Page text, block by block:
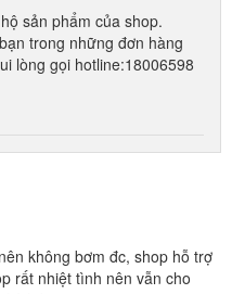
sản phẩm của shop.
trong những đơn hàng
lòng gọi hotline:18006598
không bơm đc, shop hỗ trợ
rất nhiệt tình nên vẫn cho